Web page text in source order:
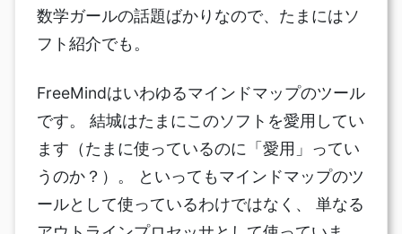
数学ガールの話題ばかりなので、たまにはソ
フト紹介でも。
FreeMindはいわゆるマインドマップのツール
です。 結城はたまにこのソフトを愛用してい
ます（たまに使っているのに「愛用」ってい
うのか？）。 といってもマインドマップのツ
ールとして使っているわけではなく、 単なる